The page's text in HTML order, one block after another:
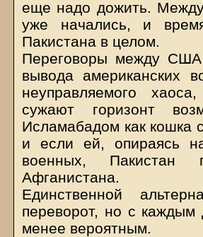
еще надо дожить. Между
уже начались, и
Пакистана в целом.
Переговоры между
вывода американских
неуправляемого
сужают горизонт
Исламабадом как кошка
и если ей, опираясь
военных, Пакистан
Афганистана.
Единственной
переворот, но с каждым
менее вероятным.